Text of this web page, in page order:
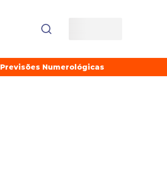
Previsões Numerológicas